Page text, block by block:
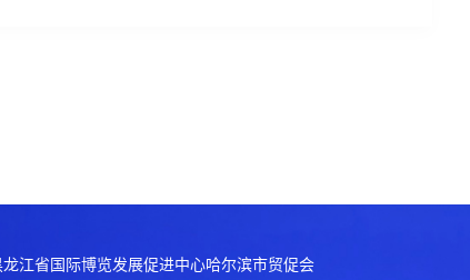
龙江省国际博览发展促进中心哈尔滨市贸促会